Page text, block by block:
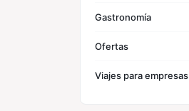
Gastronomía
Ofertas
Viajes para empresas